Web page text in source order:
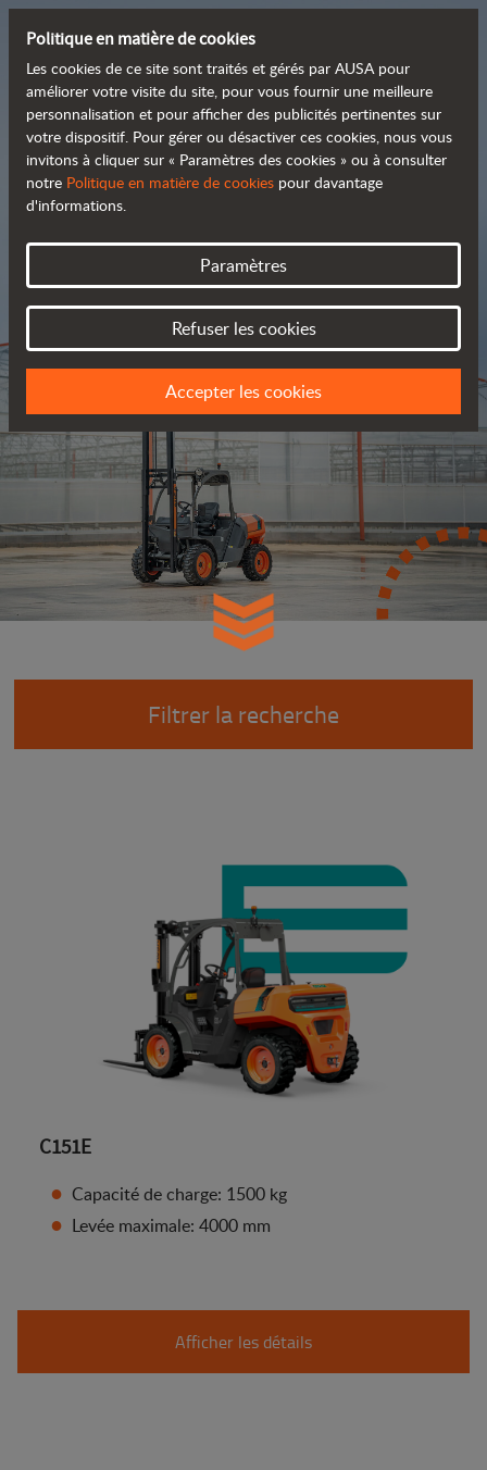
Découvrez notre large
gamme de produits
Catalogue
Filtrer la recherche
C151E
Capacité de charge: 1500 kg
Levée maximale: 4000 mm
Afficher les détails
Politique en matière de cookies
Les cookies de ce site sont traités et gérés par AUSA pour
améliorer votre visite du site, pour vous fournir une meilleure
personnalisation et pour afficher des publicités pertinentes sur
votre dispositif. Pour gérer ou désactiver ces cookies, nous vous
invitons à cliquer sur « Paramètres des cookies » ou à consulter
notre Politique en matière de cookies pour davantage
d'informations.
Paramètres
Refuser les cookies
Accepter les cookies